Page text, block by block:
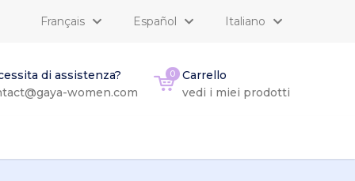
Français Español Italiano
di assistenza?
women.com
0
Carrello
vedi i miei prodotti